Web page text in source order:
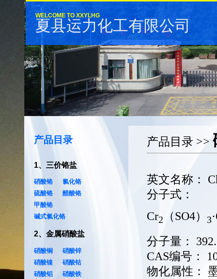
WELCOME TO XXYLHG
夏县运力化工有限公司
产品目录
1 三价铬盐
硝酸铬
氯化铬
硫酸铬
醋酸铬
甲酸铬
碱式氯化铬
2、 金属硝酸盐
硝酸铜
硝酸锌
硝酸镍
硝酸钴
硝酸铝
硝酸铁
产品目录 >>
英文名称：
分子式：
Cr2 （SO4） 3
分子量：
CAS编号：
物化属性：